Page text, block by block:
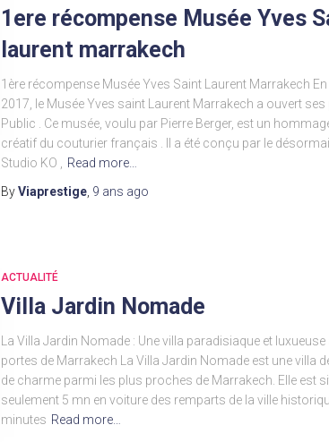
1ere récompense Musée Yves
laurent marrakech
1ère récompense Musée Yves Saint Laurent Marrakech
2017, le Musée Yves saint Laurent Marrakech a ouvert
Public . Ce musée, voulu par Pierre Berger, est un
créatif du couturier français . Il a été conçu par le
Studio KO ,
Read more…
ByViaprestige 9 ans ago
ACTUALITÉ
Villa Jardin Nomade
La Villa Jardin Nomade : Une villa paradisiaque et luxueuse
portes de Marrakech La Villa Jardin Nomade est une villa
de charme parmi les plus proches de Marrakech. Elle est
seulement 5 mn en voiture des remparts de la ville
minutes Read more…